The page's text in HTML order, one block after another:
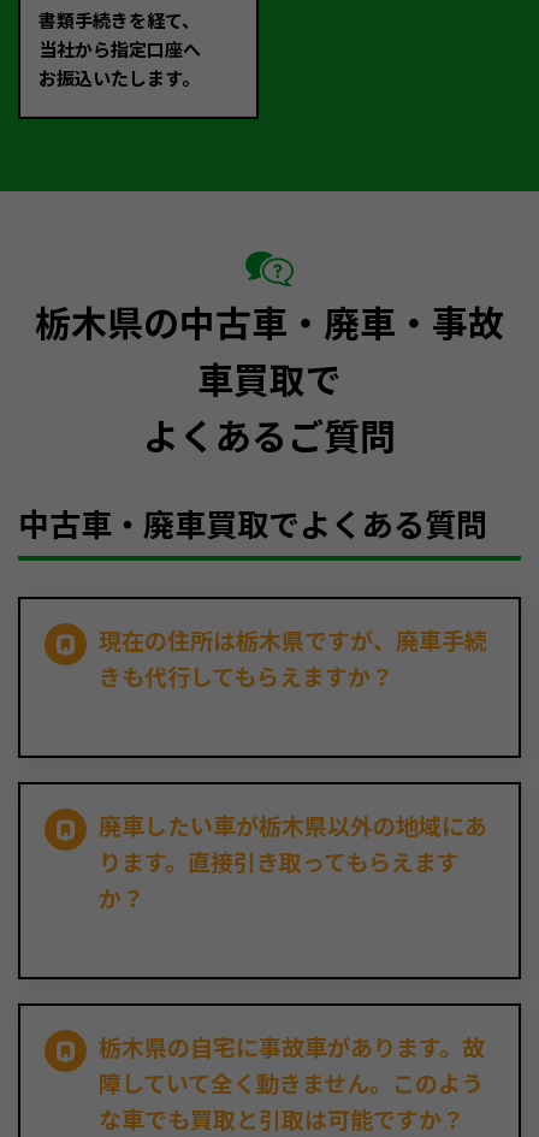
書類手続きを経て、
当社から指定口座へ
お振込いたします。
栃木県の中古車・廃車・事故
車買取で
よくあるご質問
中古車・廃車買取でよくある質問
現在の住所は栃木県ですが、廃車手続
きも代行してもらえますか？
廃車したい車が栃木県以外の地域にあ
ります。直接引き取ってもらえます
か？
栃木県の自宅に事故車があります。故
障していて全く動きません。このよう
な車でも買取と引取は可能ですか？